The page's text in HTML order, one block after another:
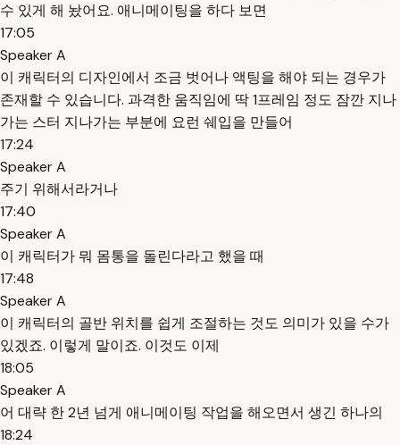
수 있게 해 놨어요. 애니메이팅을 하다 보면
17:05
Speaker A
이 캐릭터의 디자인에서 조금 벗어나 액팅을 해야 되는 경우가
존재할 수 있습니다. 과격한 움직임에 딱 1프레임 정도 잠깐 지나
가는 스터 지나가는 부분에 요런 쉐입을 만들어
17:24
Speaker A
주기 위해서라거나
17:40
Speaker A
이 캐릭터가 뭐 몸통을 돌린다라고 했을 때
17:48
Speaker A
이 캐릭터의 골반 위치를 쉽게 조절하는 것도 의미가 있을 수가
있겠죠. 이렇게 말이죠. 이것도 이제
18:05
Speaker A
어 대략 한 2년 넘게 애니메이팅 작업을 해오면서 생긴 하나의
18:24